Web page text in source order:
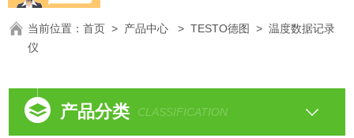
当前位置：首页 > 产品中心 >TESTO德图 >温度数据记录
仪
产品分类 CLASSIFICATION